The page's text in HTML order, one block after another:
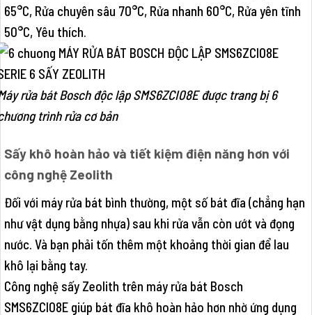
65°C, Rửa chuyên sâu 70°C, Rửa nhanh 60°C, Rửa yên tĩnh
50°C, Yêu thích.
rửa bát Bosch độc lập SMS6ZCI08E được trang bị 6
trình rửa cơ bản
Sấy khô hoàn hảo và tiết kiệm điện năng hơn với
công nghệ Zeolith
Đối với máy rửa bát bình thường, một số bát đĩa (chẳng hạn
như vật dụng bằng nhựa) sau khi rửa vẫn còn ướt và đọng
nước. Và bạn phải tốn thêm một khoảng thời gian để lau
khô lại bằng tay.
Công nghệ sấy Zeolith trên máy rửa bát Bosch
SMS6ZCI08E giúp bát đĩa khô hoàn hảo hơn nhờ ứng dụng